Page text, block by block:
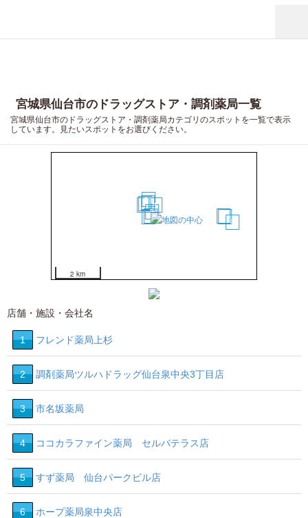
宮城県仙台市のドラッグストア・調剤薬局一覧
宮城県仙台市のドラッグストア・調剤薬局カテゴリのスポットを一覧で表示
しています。見たいスポットをお選びください。
1
5
7
9
10
11
13
14
15
17
20
2 km
店舗・施設・会社名
1 フレンド薬局上杉
2 調剤薬局ツルハドラッグ仙台泉中央3丁目店
3 市名坂薬局
4 ココカラファイン薬局 セルバテラス店
5 すず薬局 仙台パークビル店
6 ホープ薬局泉中央店